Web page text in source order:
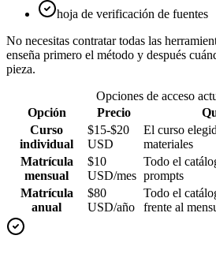
hoja de verificación de fuentes
No necesitas contratar todas las
enseña primero el método y después
pieza.
Opciones de acceso
Opción
Precio
Curso
individual
$15-$20
USD
El curso
materiales
Matrícula
mensual
$10
USD/mes
Todo el
prompts
Matrícula
anual
$80
USD/año
Todo el
frente al